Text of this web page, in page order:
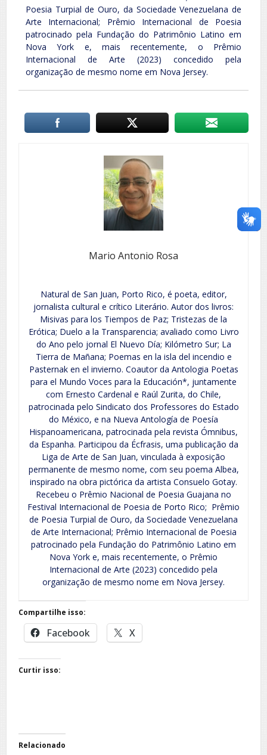
Poesia Turpial de Ouro, da Sociedade Venezuelana de
Arte Internacional; Prêmio Internacional de Poesia
patrocinado pela Fundação do Patrimônio Latino em
Nova York e, mais recentemente, o Prêmio
Internacional de Arte (2023) concedido pela
organização de mesmo nome em Nova Jersey.
Mario Antonio Rosa
Natural de San Juan, Porto Rico, é poeta, editor,
jornalista cultural e crítico Literário. Autor dos livros:
Misivas para los Tiempos de Paz; Tristezas de la
Erótica; Duelo a la Transparencia; avaliado como Livro
do Ano pelo jornal El Nuevo Día; Kilómetro Sur; La
Tierra de Mañana; Poemas en la isla del incendio e
Pasternak en el invierno. Coautor da Antologia Poetas
para el Mundo Voces para la Educación*, juntamente
com Ernesto Cardenal e Raúl Zurita, do Chile,
patrocinada pelo Sindicato dos Professores do Estado
do México, e na Nueva Antología de Poesía
Hispanoamericana, patrocinada pela revista Ómnibus,
da Espanha. Participou da Écfrasis, uma publicação da
Liga de Arte de San Juan, vinculada à exposição
permanente de mesmo nome, com seu poema Albea,
inspirado na obra pictórica da artista Consuelo Gotay.
Recebeu o Prêmio Nacional de Poesia Guajana no
Festival Internacional de Poesia de Porto Rico; Prêmio
de Poesia Turpial de Ouro, da Sociedade Venezuelana
de Arte Internacional; Prêmio Internacional de Poesia
patrocinado pela Fundação do Patrimônio Latino em
Nova York e, mais recentemente, o Prêmio
Internacional de Arte (2023) concedido pela
organização de mesmo nome em Nova Jersey.
Compartilhe isso:
Facebook X
Curtir isso:
Relacionado